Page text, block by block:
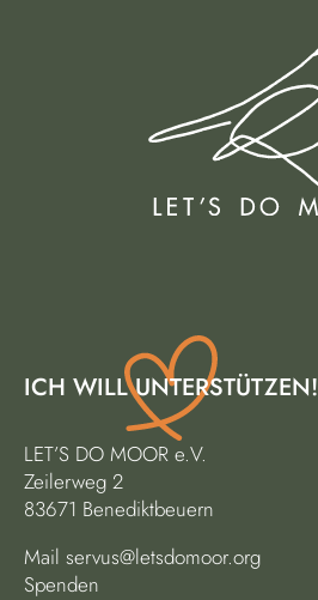
ICH WILL UNTERSTÜTZEN!
LET’S DO MOOR e.V.
Zeilerweg 2
83671 Benediktbeuern
Mail servus@letsdomoor.org
Spenden